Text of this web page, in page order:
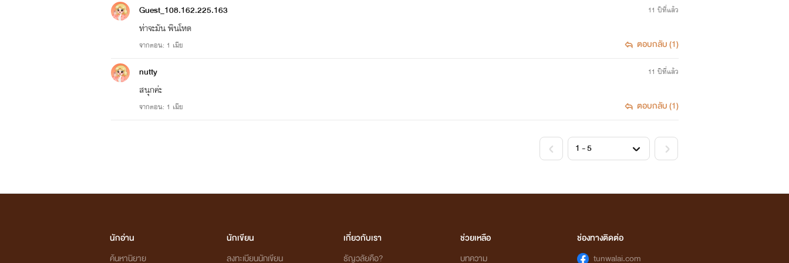
"ไอ้. อุ๊บ..."
Guest_108.162.225.163
ท่าจะมัน พินโหด
จากตอน: 1 เมีย
11 ปีที่แล้ว
ตอบกลับ (1)
nutty
สนุกค่ะ
จากตอน: 1 เมีย
11 ปีที่แล้ว
ตอบกลับ (1)
นักอ่าน
ค้นหานิยาย
นักเขียน
ลงทะเบียนนักเขียน
เกี่ยวกับเรา
ธัญวลัยคือ?
ช่วยเหลือ
บทความ
ช่องทางติดต่อ
tunwalai.com